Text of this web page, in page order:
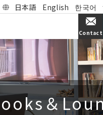
日本語 English 한국어
Contact
Books＆